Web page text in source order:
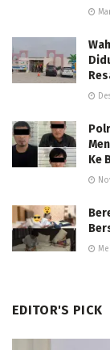
Ke
EDITOR'S PICK